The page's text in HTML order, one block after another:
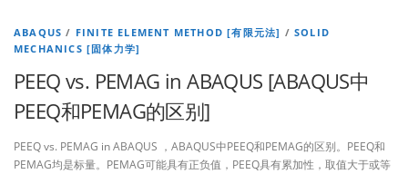
ABAQUS / FINITE ELEMENT METHOD [有限元法] /SOLID
MECHANICS [固体力学]
PEEQ vs. PEMAG in ABAQUS [ABAQUS中
PEEQ和PEMAG的区别]
PEEQ vs. PEMAG in ABAQUS ，ABAQUS中PEEQ和PEMAG的区别。PEEQ和
PEMAG均是标量。PEMAG可能具有正负值，PEEQ具有累加性，取值大于或等